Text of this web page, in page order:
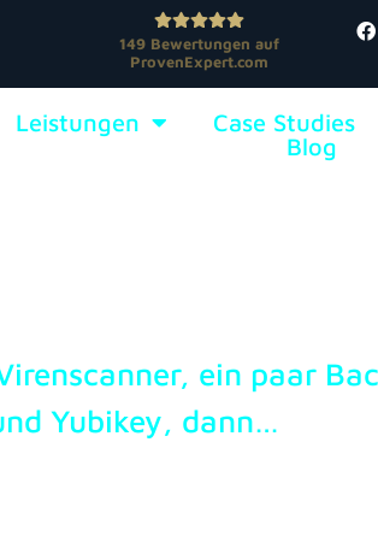
Leistungen Case Studies
Blog
149Bewertungen auf
ProvenExpert.com
ein paar
Yubikey, dann…